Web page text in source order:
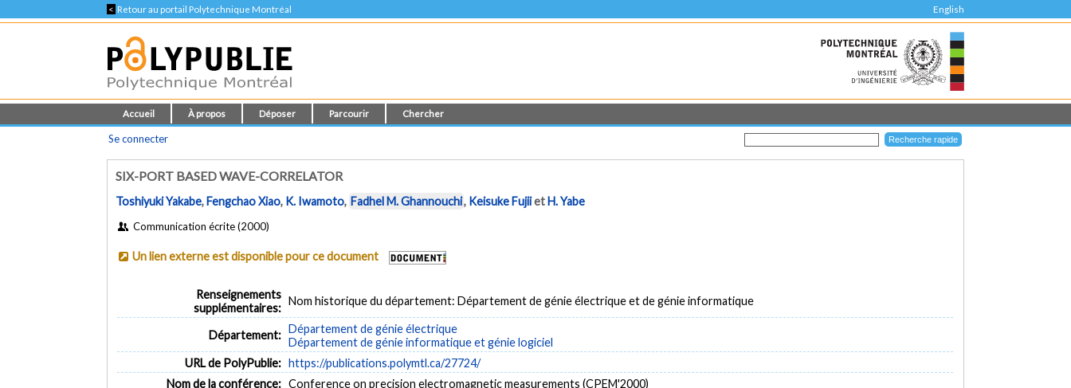
< Retour au portail Polytechnique Montréal English
Accueil À propos Déposer Parcourir Chercher
Se connecter
SIX-PORT BASED WAVE-CORRELATOR
Toshiyuki Yakabe,Fengchao Xiao, K. Iwamoto, Fadhel M. Ghannouchi, Keisuke FujiietH. Yabe
Communication écrite (2000)
Un lien externe est disponible pour ce document
Renseignements
supplémentaires:
Nom historique du département: Département de génie électrique et de génie informatique
Département: Département de génie électrique
Département de génie informatique et génie logiciel
URL de PolyPublie: https://publications.polymtl.ca/27724/
Nom de la conférence: Conference on precision electromagnetic measurements (CPEM'2000)